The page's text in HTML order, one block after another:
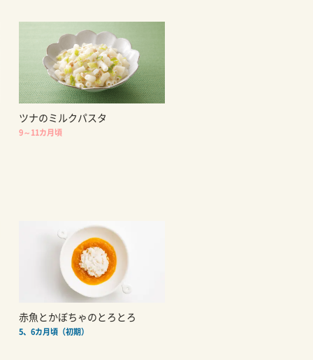
ツナのミルクパスタ
9～11カ月頃
赤魚とかぼちゃのとろとろ
5、6カ月頃（初期）